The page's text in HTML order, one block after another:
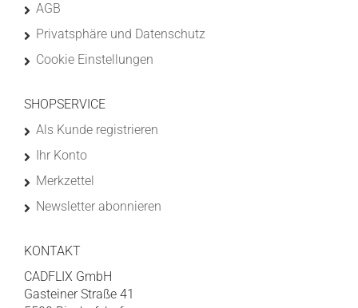
AGB
Privatsphäre und Datenschutz
Cookie Einstellungen
SHOPSERVICE
Als Kunde registrieren
Ihr Konto
Merkzettel
Newsletter abonnieren
KONTAKT
CADFLIX GmbH
Gasteiner Straße 41